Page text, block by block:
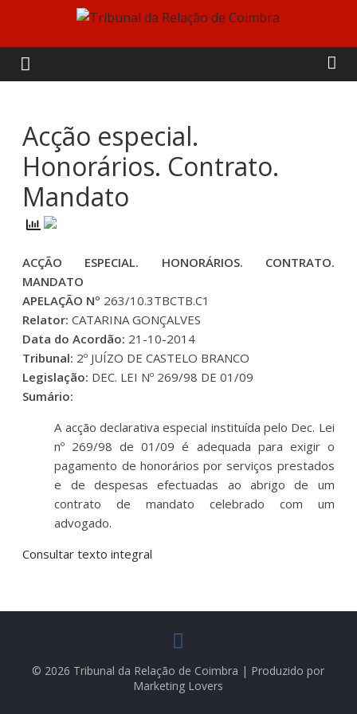
content
Tribunal
da
Relação
de
Coimbra
Acção especial.
Honorários. Contrato.
Mandato
ACÇÃO ESPECIAL. HONORÁRIOS. CONTRATO.
MANDATO
APELAÇÃO Nº 263/10.3TBCTB.C1
Relator: CATARINA GONÇALVES
Data do Acordão: 21-10-2014
Tribunal: 2º JUÍZO DE CASTELO BRANCO
Legislação: DEC. LEI Nº 269/98 DE 01/09
Sumário:
A acção declarativa especial instituída pelo Dec. Lei
nº 269/98 de 01/09 é adequada para exigir o
pagamento de honorários por serviços prestados
e de despesas efectuadas ao abrigo de um
contrato de mandato celebrado com um
advogado.
Consultar texto integral
© 2026 Tribunal da Relação de Coimbra | Produzido por
Marketing Lovers